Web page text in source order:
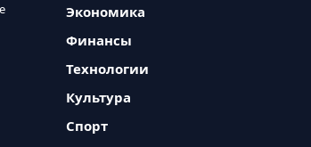
Экономика
Финансы
Технологии
Культура
Спорт